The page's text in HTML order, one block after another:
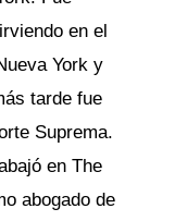
en el
York y
tarde fue
Suprema.
en The
abogado de